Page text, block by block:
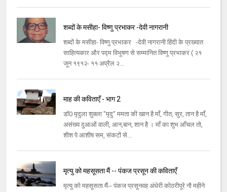
शब्दों के मसीहा- विष्णु प्रभाकर -देवी नागरानी
शब्दों के मसीहा- विष्णु प्रभाकर -देवी नागरानी हिंदी के प्रख्यात
साहित्यकार और पद्म विभूषण से सम्मानित विष्णु प्रभाकर ( २१
जून १९१२- ११ अप्रैल २...
माह की कविताएँ - भाग 2
डॉ0 मृदुला शुक्ला "मृदु" ममता की खान है माँ, गीत, सुर, तान है माँ,
असंख्य दुआओं वाली, आन,बान, शान है । माँ का शुभ आँचल तो,
शीश पे आशीष सम, संकटों से...
मृत्यु को महसूसता मैं -- पंकज प्रसून की कविताएँ
मृत्यु को महसूसता मैं-- पंकज प्रसूनवह अंधेरी कोठरीपूरे नौ महीने